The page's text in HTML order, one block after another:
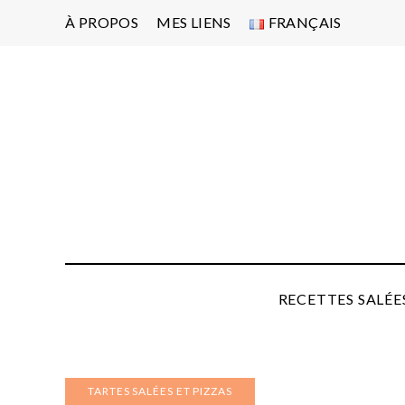
À PROPOS MES LIENS FRANÇAIS
RECETTES
TARTES SALÉES ET PIZZAS